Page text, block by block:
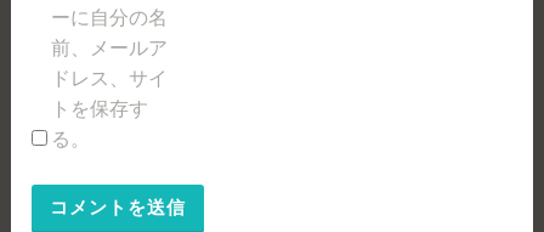
ーに自分の名
前、メールア
ドレス、サイ
トを保存す
る。